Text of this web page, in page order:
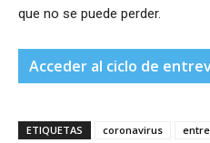
que no se puede perder.
Acceder al ciclo de
ETIQUETAS coronavirus